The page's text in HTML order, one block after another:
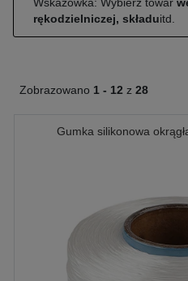
rękodzielniczej, składuitd.
Zobrazowano 1 - 12 z 28
Gumka silikonowa